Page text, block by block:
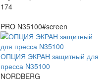
174
PRO N35100#screen
ОПЦИЯ ЭКРАН защитный для
пресса N35100
NORDBERG